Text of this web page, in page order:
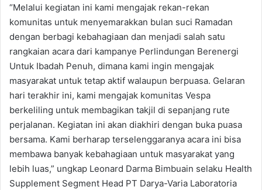
“Melalui kegiatan ini kami mengajak rekan-rekan
komunitas untuk menyemarakkan bulan suci Ramadan
dengan berbagi kebahagiaan dan menjadi salah satu
rangkaian acara dari kampanye Perlindungan Berenergi
Untuk Ibadah Penuh, dimana kami ingin mengajak
masyarakat untuk tetap aktif walaupun berpuasa. Gelaran
hari terakhir ini, kami mengajak komunitas Vespa
berkeliling untuk membagikan takjil di sepanjang rute
perjalanan. Kegiatan ini akan diakhiri dengan buka puasa
bersama. Kami berharap terselenggaranya acara ini bisa
membawa banyak kebahagiaan untuk masyarakat yang
lebih luas,” ungkap Leonard Darma Bimbuain selaku Health
Supplement Segment Head PT Darya-Varia Laboratoria